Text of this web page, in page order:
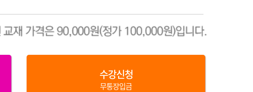
수강신청
무통장입금